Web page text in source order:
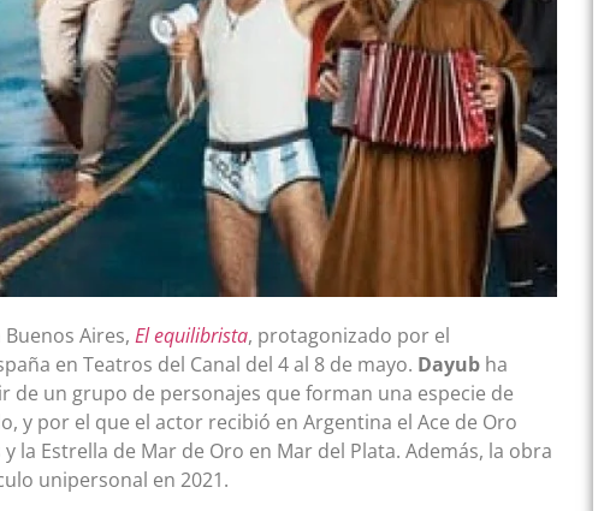
Aires, El equilibrista, protagonizado por el
en Teatros del Canal del 4 al 8 de mayo. Dayub ha
de un grupo de personajes que forman una especie de
y por el que el actor recibió en Argentina el Ace de Oro
la Estrella de Mar de Oro en Mar del Plata. Además, la obra
unipersonal en 2021.